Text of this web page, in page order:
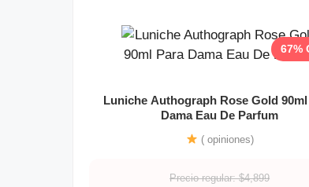
67%
Luniche Authograph Rose Gold
Dama Eau De Parfum
( opiniones)
Precio regular: $4,899